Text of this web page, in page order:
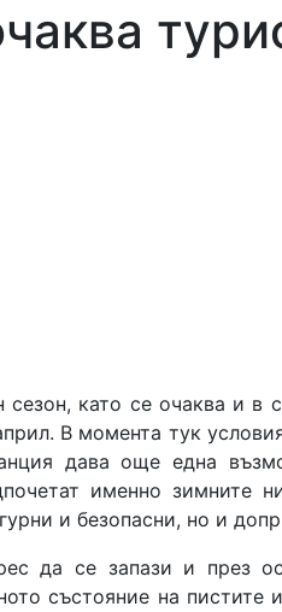
като се очаква и в
В момента тук
дава още една
именно зимните
и безопасни, но и
да се запази и през
състояние на пистите